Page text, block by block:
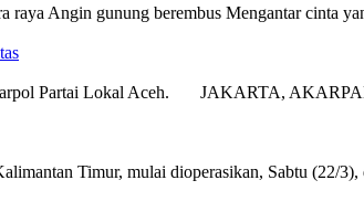
Angin gunung berembus Mengantar cinta
Partai Lokal Aceh. JAKARTA,
Timur, mulai dioperasikan, Sabtu (22/3),